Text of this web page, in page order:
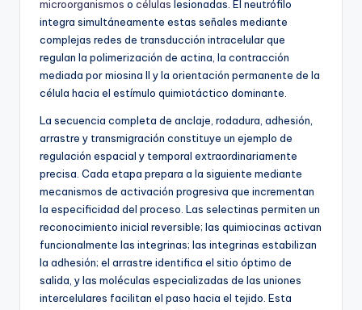
microorganismos o células lesionadas. El neutrófilo
integra simultáneamente estas señales mediante
complejas redes de transducción intracelular que
regulan la polimerización de actina, la contracción
mediada por miosina II y la orientación permanente de la
célula hacia el estímulo quimiotáctico dominante.
La secuencia completa de anclaje, rodadura, adhesión,
arrastre y transmigración constituye un ejemplo de
regulación espacial y temporal extraordinariamente
precisa. Cada etapa prepara a la siguiente mediante
mecanismos de activación progresiva que incrementan
la especificidad del proceso. Las selectinas permiten un
reconocimiento inicial reversible; las quimiocinas activan
funcionalmente las integrinas; las integrinas estabilizan
la adhesión; el arrastre identifica el sitio óptimo de
salida, y las moléculas especializadas de las uniones
intercelulares facilitan el paso hacia el tejido. Esta